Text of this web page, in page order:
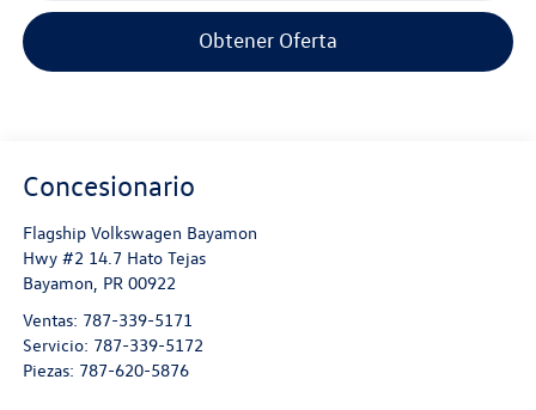
Obtener Oferta
Concesionario
Flagship Volkswagen Bayamon
Hwy #2 14.7 Hato Tejas
Bayamon, PR 00922
Ventas: 787-339-5171
Servicio: 787-339-5172
Piezas: 787-620-5876